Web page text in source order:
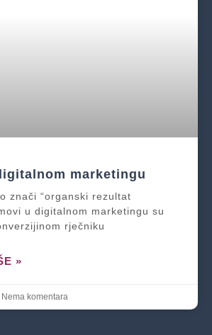
marketingu
znači “organski rezultat
u digitalnom marketingu su
rječniku
»
Nema komentara